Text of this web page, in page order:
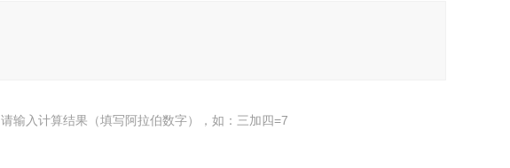
请输入计算结果（填写阿拉伯数字），如：三加四=7